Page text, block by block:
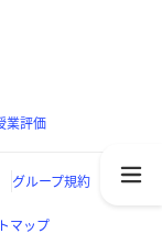
業評価
グループ規約
マップ